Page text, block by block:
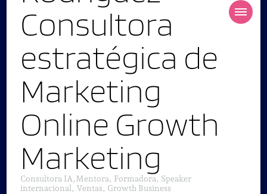
Consultora
estratégica de
Marketing
Online Growth
Marketing
Consultora IA,Mentora, Formadora, Speaker
internacional, Ventas, Growth Business